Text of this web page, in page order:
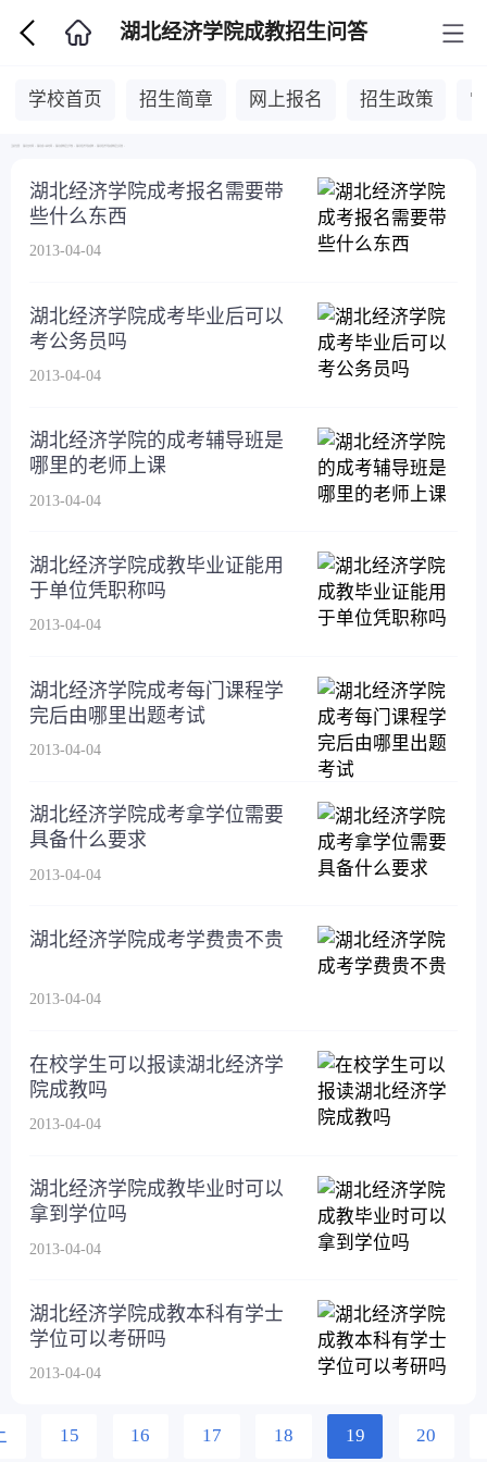
湖北经济学院成教招生问答
学校首页 招生简章 网上报名 招生政策
湖北经济学院成考报名需要带
些什么东西
2013-04-04
湖北经济学院成考毕业后可以
考公务员吗
2013-04-04
湖北经济学院的成考辅导班是
哪里的老师上课
2013-04-04
湖北经济学院成教毕业证能用
于单位凭职称吗
2013-04-04
湖北经济学院成考每门课程学
完后由哪里出题考试
2013-04-04
湖北经济学院成考拿学位需要
具备什么要求
2013-04-04
湖北经济学院成考学费贵不贵
2013-04-04
在校学生可以报读湖北经济学
院成教吗
2013-04-04
湖北经济学院成教毕业时可以
拿到学位吗
2013-04-04
湖北经济学院成教本科有学士
学位可以考研吗
2013-04-04
15 16 17 18 19 20